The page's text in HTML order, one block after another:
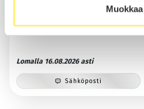
Muokkaa
Lomalla 16.08.2026 asti
Sähköposti